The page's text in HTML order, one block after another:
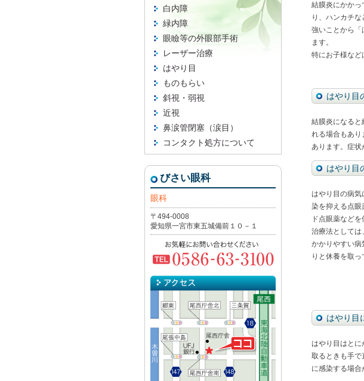
結膜炎にかかっ
り、ハンカチ
強いことから「
ます。
特にお子様など
はやり目
結膜炎になると
れる場合もあり
あります。症状
はやり目
はやり目の病気
染を抑える点眼
ド点眼薬などを
治療法としては
かかりやすい病
りと休養を取っ
はやり目
はやり目はとに
取るときも手で
に感染する場合
白内障
緑内障
眼瞼等の外眼部手術
レーザー治療
はやり目
ものもらい
斜視・弱視
近視
鼻涙管閉塞（涙目）
コンタクト処方について
びさい眼科
眼科
〒494-0008
愛知県一宮市東五城備前１０－１